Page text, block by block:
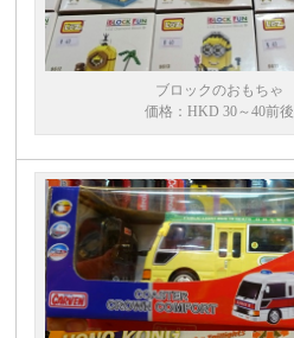
ブロックのおもちゃ
価格：HKD 30～40前後